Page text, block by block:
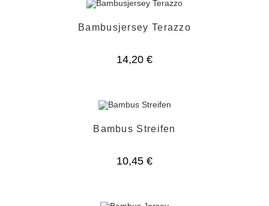
Bambusjersey Terazzo
14,20 €
Bambus Streifen
10,45 €